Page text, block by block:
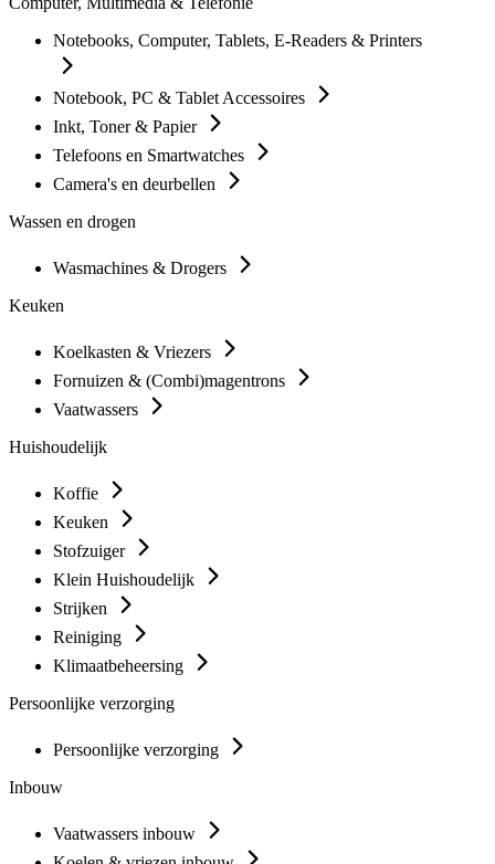
Notebooks, Computer, Tablets, E-Readers & Printers
Notebook, PC & Tablet Accessoires
Inkt, Toner & Papier
Telefoons en Smartwatches
Camera's en deurbellen
Wassen en drogen
Wasmachines & Drogers
Keuken
Koelkasten & Vriezers
Fornuizen & (Combi)magentrons
Vaatwassers
Huishoudelijk
Koffie
Keuken
Stofzuiger
Klein Huishoudelijk
Strijken
Reiniging
Klimaatbeheersing
Persoonlijke verzorging
Persoonlijke verzorging
Inbouw
Vaatwassers inbouw